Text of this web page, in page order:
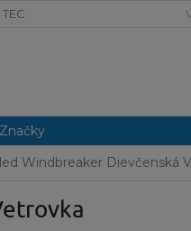
TECHNOLÓGIE SLOVNÍK
Značky
Windbreaker Dievčenská